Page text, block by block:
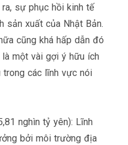
sự phục hồi kinh tế
sản xuất của Nhật Bản.
cũng khá hấp dẫn đó
một vài gợi ý hữu ích
các lĩnh vực nói
nghìn tỷ yên): Lĩnh
bởi môi trường địa